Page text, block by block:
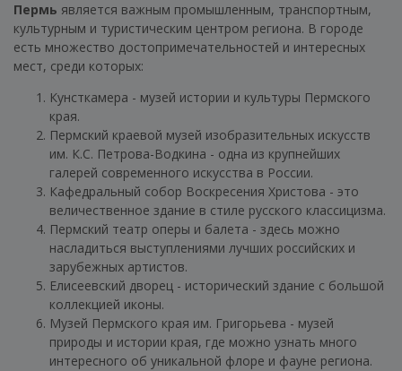
Пермь является важным промышленным, транспортным,
культурным и туристическим центром региона. В городе
есть множество достопримечательностей и интересных
мест, среди которых:
Кунсткамера - музей истории и культуры Пермского
края.
Пермский краевой музей изобразительных искусств
им. К.С. Петрова-Водкина - одна из крупнейших
галерей современного искусства в России.
Кафедральный собор Воскресения Христова - это
величественное здание в стиле русского классицизма.
Пермский театр оперы и балета - здесь можно
насладиться выступлениями лучших российских и
зарубежных артистов.
Елисеевский дворец - исторический здание с большой
коллекцией иконы.
Музей Пермского края им. Григорьева - музей
природы и истории края, где можно узнать много
интересного об уникальной флоре и фауне региона.